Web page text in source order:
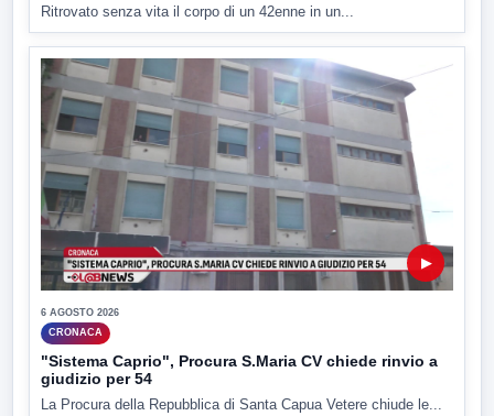
Ritrovato senza vita il corpo di un 42enne in un...
▶
6 AGOSTO 2026
CRONACA
"Sistema Caprio", Procura S.Maria CV chiede rinvio a
giudizio per 54
La Procura della Repubblica di Santa Capua Vetere chiude le...